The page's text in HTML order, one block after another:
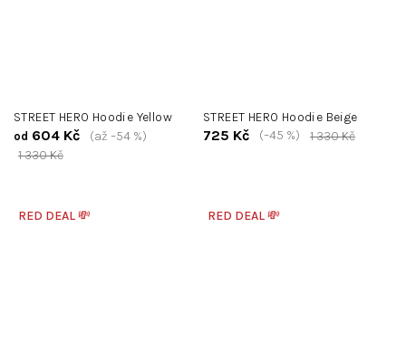
STREET HERO Hoodie Yellow
od 604 Kč
1 330 Kč
(až –54 %)
STREET HERO Hoodie Beige
725 Kč 1 330 Kč
(–45 %)
RED DEAL 💸 RED DEAL 💸